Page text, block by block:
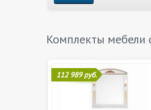
Комплекты мебели
112 989 руб.